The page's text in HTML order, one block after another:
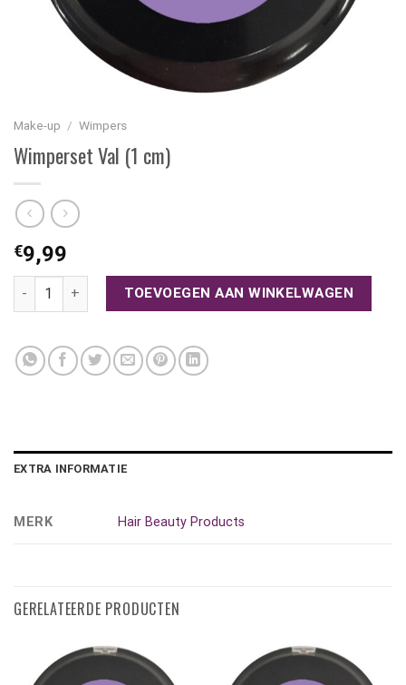
Make-up / Wimpers
Wimperset Val (1 cm)
€9,99
Wimperset Val (1 cm) aantalTOEVOEGEN AAN WINKELWAGEN
EXTRA INFORMATIE
MERK Hair Beauty Products
GERELATEERDE PRODUCTEN